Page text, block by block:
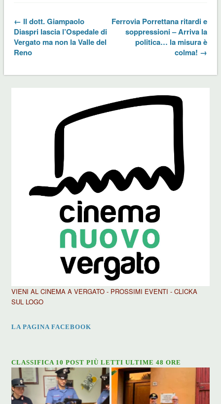
← Il dott. Giampaolo
Diaspri lascia l’Ospedale di
Vergato ma non la Valle del
Reno
Ferrovia Porrettana ritardi e
soppressioni – Arriva la
politica… la misura è
colma! →
VIENI AL CINEMA A VERGATO - PROSSIMI EVENTI - CLICKA
SUL LOGO
LA PAGINA FACEBOOK
CLASSIFICA 10 POST PIÙ LETTI ULTIME 48 ORE